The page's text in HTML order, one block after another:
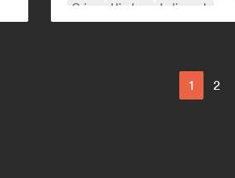
Grime
Hip-hop Indie-rock
1 2